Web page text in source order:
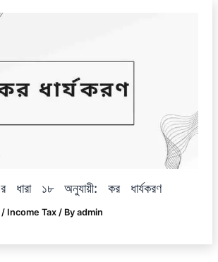
১৮ অনুযায়ী: কর ধার্যকরণ
/ Income Tax/ By admin